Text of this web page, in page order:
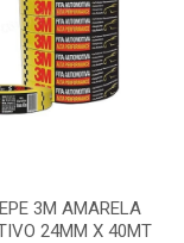
3M AMARELA
24MM X 40MT